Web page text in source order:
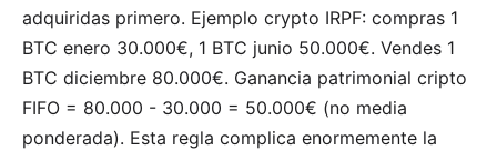
adquiridas primero. Ejemplo crypto IRPF: compras 1
BTC enero 30.000€, 1 BTC junio 50.000€. Vendes 1
BTC diciembre 80.000€. Ganancia patrimonial cripto
FIFO = 80.000 - 30.000 = 50.000€ (no media
ponderada). Esta regla complica enormemente la